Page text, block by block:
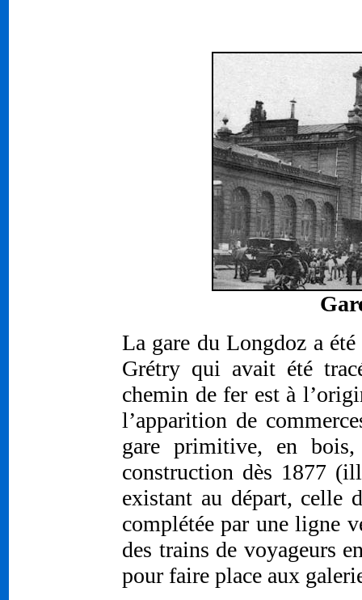
La gare du Longdoz a
Grétry qui avait été
chemin de fer est à
l’apparition de
gare primitive, en bois,
construction dès 1877
existant au départ, celle
complétée par une ligne
des trains de voyageurs
pour faire place aux